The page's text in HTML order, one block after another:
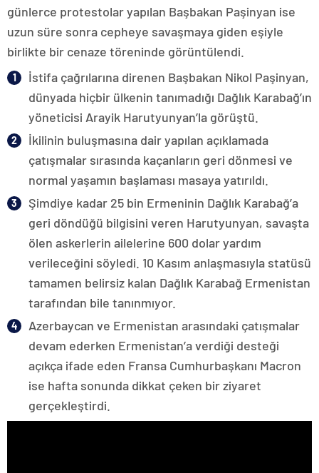
günlerce protestolar yapılan Başbakan Paşinyan ise
uzun süre sonra cepheye savaşmaya giden eşiyle
birlikte bir cenaze töreninde görüntülendi.
İstifa çağrılarına direnen Başbakan Nikol Paşinyan,
dünyada hiçbir ülkenin tanımadığı Dağlık Karabağ’ın
yöneticisi Arayik Harutyunyan’la görüştü.
İkilinin buluşmasına dair yapılan açıklamada
çatışmalar sırasında kaçanların geri dönmesi ve
normal yaşamın başlaması masaya yatırıldı.
Şimdiye kadar 25 bin Ermeninin Dağlık Karabağ’a
geri döndüğü bilgisini veren Harutyunyan, savaşta
ölen askerlerin ailelerine 600 dolar yardım
verileceğini söyledi. 10 Kasım anlaşmasıyla statüsü
tamamen belirsiz kalan Dağlık Karabağ Ermenistan
tarafından bile tanınmıyor.
Azerbaycan ve Ermenistan arasındaki çatışmalar
devam ederken Ermenistan’a verdiği desteği
açıkça ifade eden Fransa Cumhurbaşkanı Macron
ise hafta sonunda dikkat çeken bir ziyaret
gerçekleştirdi.